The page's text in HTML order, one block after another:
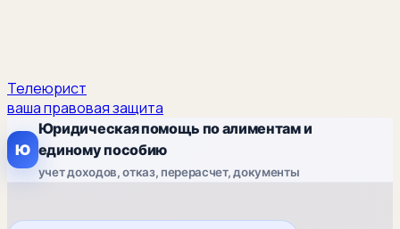
Телеюрист
ваша правовая защита
Ю
Юридическая помощь по алиментам и
единому пособию
учет доходов, отказ, перерасчет, документы